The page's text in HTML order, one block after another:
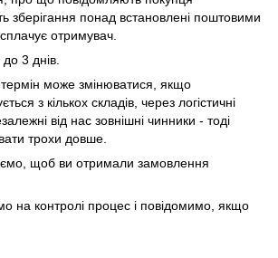
зберігання понад вcтановлені поштовими
отримувач.
3 днів.
може змінюватися, якщо
з кількох складів, через логістичні
від нас зовнішні чинники - тоді
трохи довше.
щоб ви отримали замовлення
на контролі процес і повідомимо, якщо